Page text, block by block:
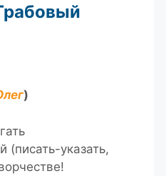
)
(писать-указать,